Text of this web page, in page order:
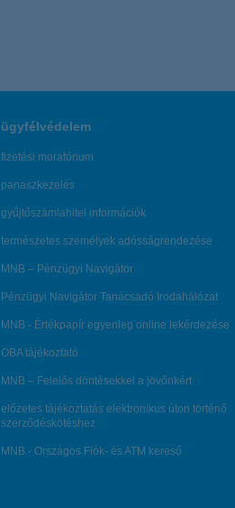
ügyfélvédelem
fizetési moratórium
panaszkezelés
gyűjtőszámlahitel információk
természetes személyek adósságrendezése
MNB – Pénzügyi Navigátor
Pénzügyi Navigátor Tanácsadó Irodahálózat
MNB - Értékpapír egyenleg online lekérdezése
OBA tájékoztató
MNB – Felelős döntésekkel a jövőnkért
előzetes tájékoztatás elektronikus úton történő
szerződéskötéshez
MNB - Országos Fiók- és ATM kereső